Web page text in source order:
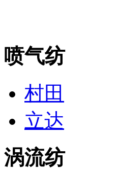
喷气纺
村田
立达
涡流纺